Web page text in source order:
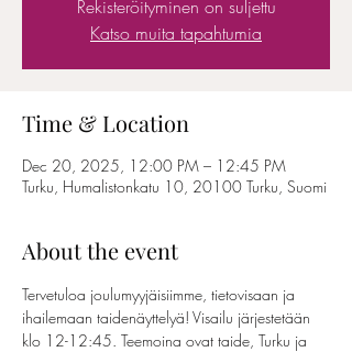
Rekisteröityminen on suljettu
Katso muita tapahtumia
Time & Location
Dec 20, 2025, 12:00 PM – 12:45 PM
Turku, Humalistonkatu 10, 20100 Turku, Suomi
About the event
Tervetuloa joulumyyjäisiimme, tietovisaan ja
ihailemaan taidenäyttelyä! Visailu järjestetään
klo 12-12:45. Teemoina ovat taide, Turku ja